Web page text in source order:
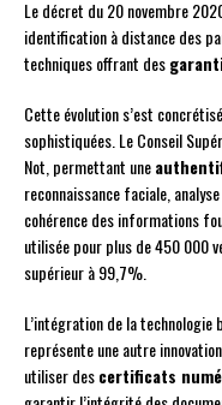
Le décret du 20 novembre
identification à distance des
techniques offrant des
Cette évolution s’est
sophistiquées. Le Conseil
Not, permettant une
reconnaissance faciale,
cohérence des informations
utilisée pour plus de 450 000
supérieur à 99,7%.
L’intégration de la
représente une autre
utiliser descertificats